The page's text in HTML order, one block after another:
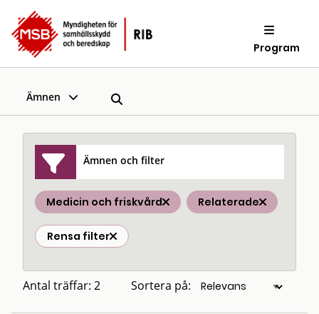
Program
Ämnen
Ämnen och filter
Medicin och friskvård Relaterade
Rensa filter
Antal träffar: 2 Sortera på: